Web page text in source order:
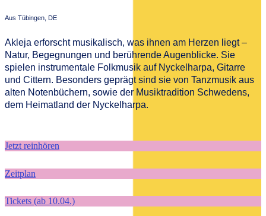
Aus Tübingen, DE
Akleja erforscht musikalisch, was ihnen am Herzen liegt –
Natur, Begegnungen und berührende Augenblicke. Sie
spielen instrumentale Folkmusik auf Nyckelharpa, Gitarre
und Cittern. Besonders geprägt sind sie von Tanzmusik aus
alten Notenbüchern, sowie der Musiktradition Schwedens,
dem Heimatland der Nyckelharpa.
Jetzt reinhören
Zeitplan
Tickets (ab 10.04.)